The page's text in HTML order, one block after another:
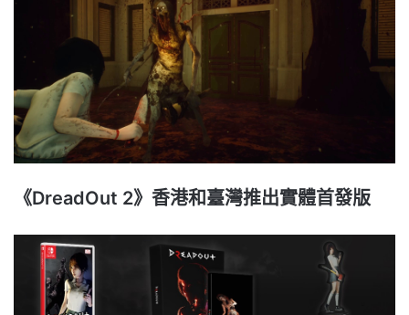
《DreadOut 2》香港和臺灣推出實體首發版